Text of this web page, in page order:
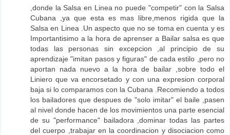
,donde la Salsa en Linea no puede "competir" con la Salsa
Cubana ,ya que esta es mas libre,menos rigida que la
Salsa en Linea .Un aspecto que no se toma en cuenta y es
Importantisimo a la hora de aprenser a Bailar salsa es que
todas las personas sin excepcion ,al principio de su
aprendizaje "imitan pasos y figuras" de cada estilo ,pero no
aportan nada nuevo a la hora de bailar ,sobre todo el
Liniero que va encorsetado y con una expresion corporal
baja si lo comparamos con la Cubana .Recomiendo a todos
los bailadores que despues de "solo imitar" el baile ,pasen
al nivel donde hacen de los movimientos una parte esencial
de su "performance" bailadora ,dominar todas las partes
del cuerpo ,trabajar en la coordinacion y disociacion como